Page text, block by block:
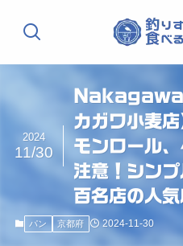
カガワ小麦
モンロール
注意！シン
百名店の人気
2024
11/30
パン 京都府 2024-11-30